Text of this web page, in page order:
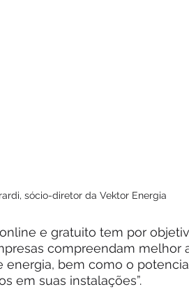
sócio-diretor da Vektor Energia
e gratuito tem por
compreendam melhor
energia, bem como o
em suas instalações”.